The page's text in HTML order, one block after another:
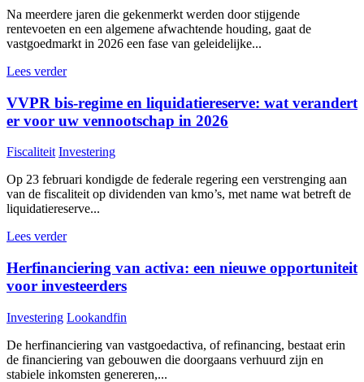
Na meerdere jaren die gekenmerkt werden door stijgende
rentevoeten en een algemene afwachtende houding, gaat de
vastgoedmarkt in 2026 een fase van geleidelijke...
Lees verder
VVPR bis-regime en liquidatiereserve: wat verandert
er voor uw vennootschap in 2026
Fiscaliteit Investering
Op 23 februari kondigde de federale regering een verstrenging aan
van de fiscaliteit op dividenden van kmo’s, met name wat betreft de
liquidatiereserve...
Lees verder
Herfinanciering van activa: een nieuwe opportuniteit
voor investeerders
Investering Lookandfin
De herfinanciering van vastgoedactiva, of refinancing, bestaat erin
de financiering van gebouwen die doorgaans verhuurd zijn en
stabiele inkomsten genereren,...